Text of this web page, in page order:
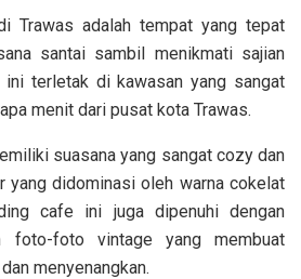
Trawas adalah tempat yang tepat
santai sambil menikmati sajian
terletak di kawasan yang sangat
menit dari pusat kota Trawas.
suasana yang sangat cozy dan
yang didominasi oleh warna cokelat
cafe ini juga dipenuhi dengan
foto-foto vintage yang membuat
menyenangkan.